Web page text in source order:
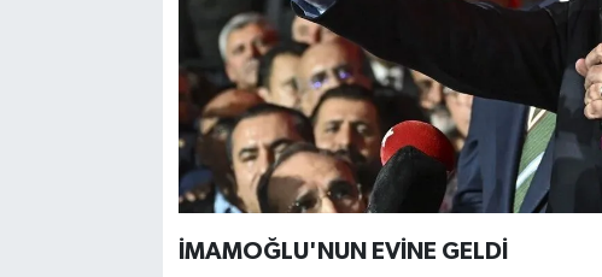
İMAMOĞLU'NUN EVİNE GELDİ